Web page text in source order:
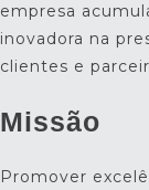
empresa
inovadora na
clientes e
Missão
Promover